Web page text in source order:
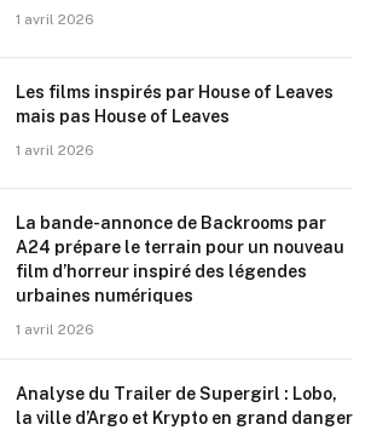
1 avril 2026
Les films inspirés par House of Leaves
mais pas House of Leaves
1 avril 2026
La bande-annonce de Backrooms par
A24 prépare le terrain pour un nouveau
film d’horreur inspiré des légendes
urbaines numériques
1 avril 2026
Analyse du Trailer de Supergirl : Lobo,
la ville d’Argo et Krypto en grand danger